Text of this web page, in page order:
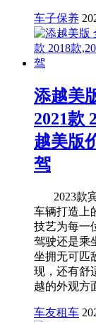
车子保养
添越美
2021款
越美版
驾
2023款宾
车辆打造上
技艺为每一
驾驶还是乘
坐拥无可匹
现，还有
越的外观方
车友租车